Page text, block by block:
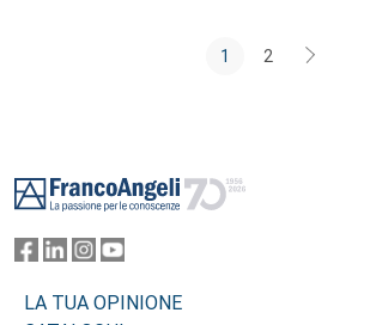
1 2
LA TUA OPINIONE